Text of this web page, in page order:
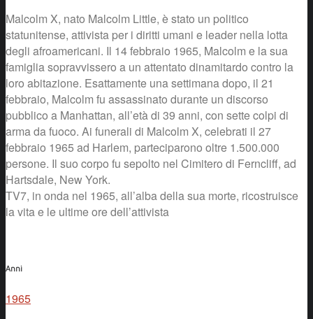
Malcolm X, nato Malcolm Little, è stato un politico
statunitense, attivista per i diritti umani e leader nella lotta
degli afroamericani. Il 14 febbraio 1965, Malcolm e la sua
famiglia sopravvissero a un attentato dinamitardo contro la
loro abitazione. Esattamente una settimana dopo, il 21
febbraio, Malcolm fu assassinato durante un discorso
pubblico a Manhattan, all’età di 39 anni, con sette colpi di
arma da fuoco. Ai funerali di Malcolm X, celebrati il 27
febbraio 1965 ad Harlem, parteciparono oltre 1.500.000
persone. Il suo corpo fu sepolto nel Cimitero di Ferncliff, ad
Hartsdale, New York.
TV7, in onda nel 1965, all’alba della sua morte, ricostruisce
la vita e le ultime ore dell’attivista
Anni
1965